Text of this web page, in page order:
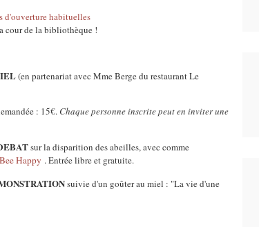
d'ouverture habituelles
cour de la bibliothèque !
(en partenariat avec Mme Berge du restaurant Le
: 15€. Chaque personne inscrite peut en inviter une
sur la disparition des abeilles, avec comme
Happy .Entrée libre et gratuite.
suivie d'un goûter au miel : "La vie d'une